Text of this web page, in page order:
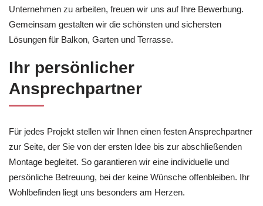
Unternehmen zu arbeiten, freuen wir uns auf Ihre Bewerbung.
Gemeinsam gestalten wir die schönsten und sichersten
Lösungen für Balkon, Garten und Terrasse.
Ihr persönlicher
Ansprechpartner
Für jedes Projekt stellen wir Ihnen einen festen Ansprechpartner
zur Seite, der Sie von der ersten Idee bis zur abschließenden
Montage begleitet. So garantieren wir eine individuelle und
persönliche Betreuung, bei der keine Wünsche offenbleiben. Ihr
Wohlbefinden liegt uns besonders am Herzen.